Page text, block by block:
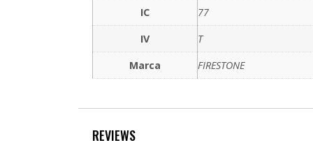
IC
77
IV
T
Marca
FIRESTONE
REVIEWS